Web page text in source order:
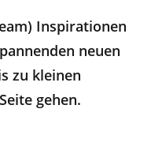
Inspirationen
neuen
zu kleinen
gehen.